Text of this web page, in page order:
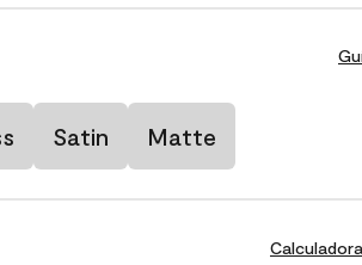
Satin Matte